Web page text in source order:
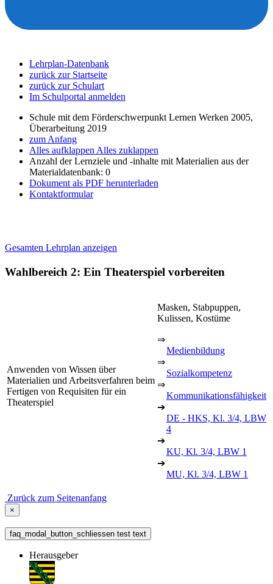
Lehrplan-Datenbank
zurück zur Startseite
zurück zur Schulart
Im Schulportal anmelden
Schule mit dem Förderschwerpunkt Lernen Werken 2005,
Überarbeitung 2019
zum Anfang
Alles aufklappen Alles zuklappen
Anzahl der Lernziele und -inhalte mit Materialien aus der
Materialdatenbank: 0
Dokument als PDF herunterladen
Kontaktformular
Gesamten Lehrplan anzeigen
Wahlbereich 2: Ein Theaterspiel vorbereiten
Anwenden von Wissen über
Materialien und Arbeitsverfahren beim
Fertigen von Requisiten für ein
Theaterspiel
Masken, Stabpuppen,
Kulissen, Kostüme
⇒
Medienbildung
⇒
Sozialkompetenz
⇒
Kommunikationsfähigkeit
➔
DE - HKS, Kl. 3/4, LBW
4
➔
KU, Kl. 3/4, LBW 1
➔
MU, Kl. 3/4, LBW 1
Zurück zum Seitenanfang
×
faq_modal_button_schliessen test text
Herausgeber